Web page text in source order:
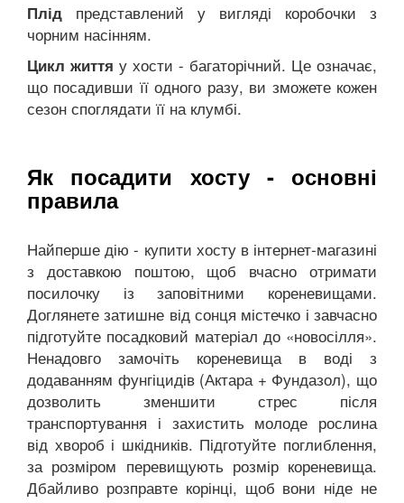
Плід представлений у вигляді коробочки з
чорним насінням.
Цикл життя у хости - багаторічний. Це означає,
що посадивши її одного разу, ви зможете кожен
сезон споглядати її на клумбі.
Як посадити хосту - основні
правила
Найперше дію - купити хосту в інтернет-магазині
з доставкою поштою, щоб вчасно отримати
посилочку із заповітними кореневищами.
Доглянете затишне від сонця містечко і завчасно
підготуйте посадковий матеріал до «новосілля».
Ненадовго замочіть кореневища в воді з
додаванням фунгіцидів (Актара + Фундазол), що
дозволить зменшити стрес після
транспортування і захистить молоде рослина
від хвороб і шкідників. Підготуйте поглиблення,
за розміром перевищують розмір кореневища.
Дбайливо розправте корінці, щоб вони ніде не